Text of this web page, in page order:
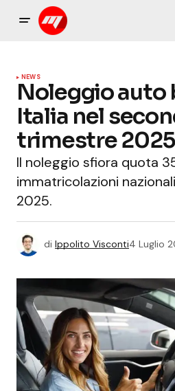
NEWS
Noleggio auto
Italia nel
trimestre 2025
Il noleggio sfiora quota
immatricolazioni
2025.
di Ippolito Visconti4 Luglio